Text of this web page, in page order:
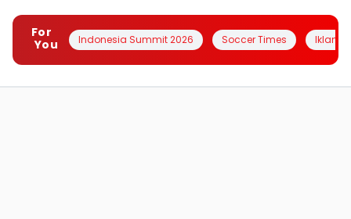
For
You
Indonesia Summit 2026 Soccer Times Iklanin